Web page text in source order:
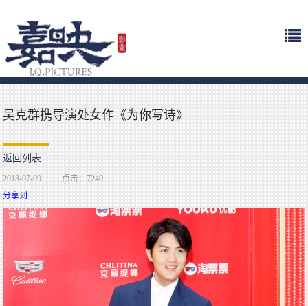
吴克群携导演处女作《为你写诗》
返回列表
2018-07-09
点击：7240
分享到